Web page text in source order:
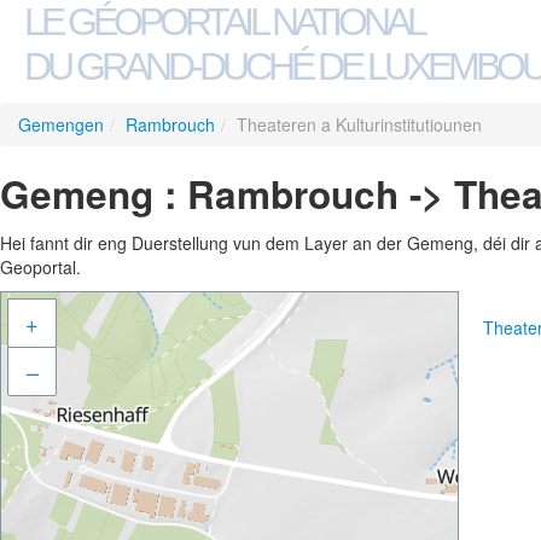
LE GÉOPORTAIL NATIONAL
DU GRAND-DUCHÉ DE
Gemengen / Rambrouch / Theateren a Kulturinstitutiounen
Gemeng : Rambrouch ->
Hei fannt dir eng Duerstellung vun dem Layer an der Gemeng, déi
Geoportal.
+
–